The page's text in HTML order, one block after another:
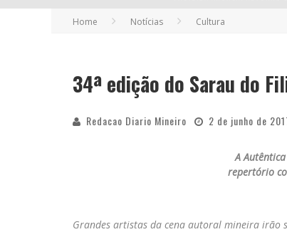
Home Notícias Cultura
34ª edição do Sarau do
Redacao Diario Mineiro 2 de junho de
A Autêntica
repertório
Grandes artistas da cena autoral mineira irão